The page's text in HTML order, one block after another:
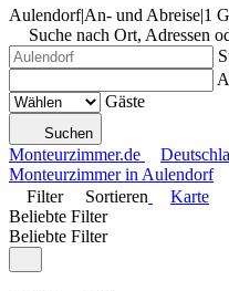
Aulendorf|An- und Abreise|1
Suche nach Ort, Adressen
Gäste
Suchen
Monteurzimmer.de
Monteurzimmer in Aulendorf
Filter
Sortieren
Karte
Beliebte Filter
Beliebte Filter